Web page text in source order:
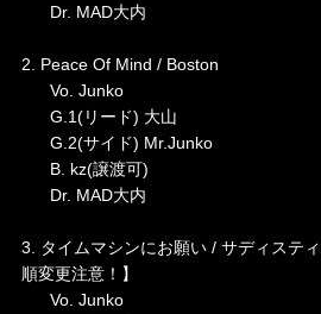
Dr. MAD大内
2. Peace Of Mind / Boston
Vo. Junko
G.1(リード) 大山
G.2(サイド) Mr.Junko
B. kz(譲渡可)
Dr. MAD大内
3. タイムマシンにお願い / サディステ
順変更注意！】
Vo. Junko